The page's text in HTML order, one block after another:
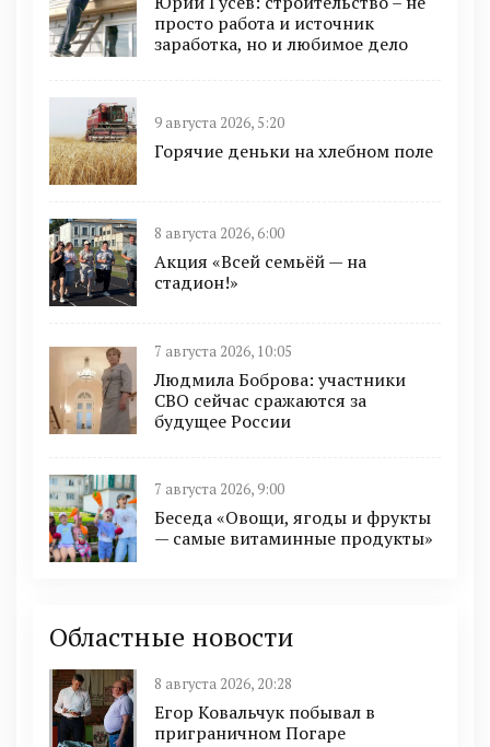
просто работа и источник
заработка, но и любимое дело
9 августа 2026, 5:20
Горячие деньки на хлебном поле
8 августа 2026, 6:00
Акция «Всей семьёй — на
стадион!»
7 августа 2026, 10:05
Людмила Боброва: участники
СВО сейчас сражаются за
будущее России
7 августа 2026, 9:00
Беседа «Овощи, ягоды и фрукты
— самые витаминные продукты»
Областные новости
8 августа 2026, 20:28
Егор Ковальчук побывал в
приграничном Погаре